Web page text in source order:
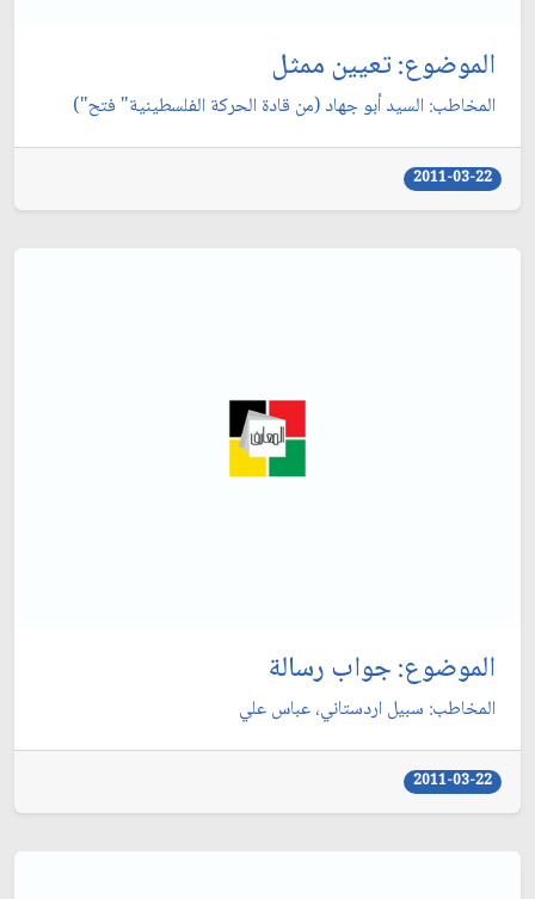
الموضوع: تعيين ممثل‏
المخاطب: السيد أبو جهاد (من قادة الحركة الفلسطينية" فتح")
2011-03-22
الموضوع: جواب رسالة
المخاطب: سبيل اردستاني، عباس علي‏
2011-03-22